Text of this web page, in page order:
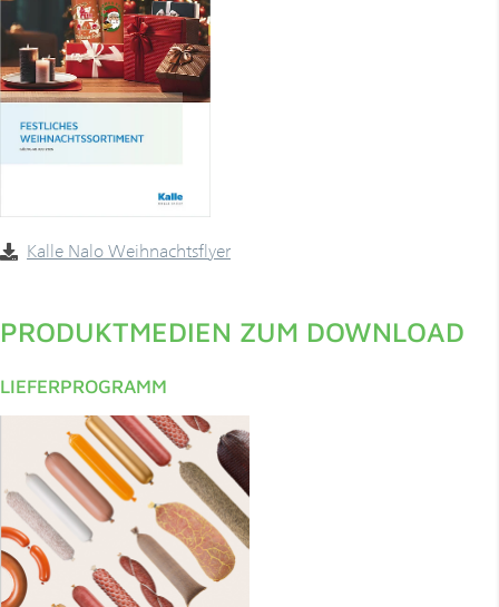
­Kalle Nalo Weihnachtsflyer
PRODUKTMEDIEN ZUM DOWNLOAD
LIEFERPROGRAMM